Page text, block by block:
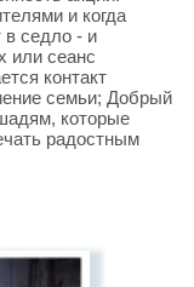
и когда
в седло - и
или сеанс
контакт
семьи; Добрый
которые
радостным